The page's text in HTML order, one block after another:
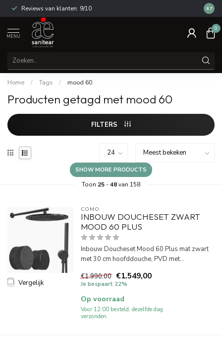
Reviews van klanten: 9/10 14
8.7
MENU
0
Home / Tags / mood 60
Producten getagd met mood 60
FILTERS
SHOW MORE PRODUCTS
Toon 25-48van 158
Vergelijk
COMO
INBOUW DOUCHESET ZWART
MOOD 60 PLUS
Inbouw Doucheset Mood 60 Plus mat zwart
met 30 cm hoofddouche, PVD met...
€1.990,00 €1.549,00
Je bespaart 22%
Op voorraad
Voor 12:00 besteld, dezelfde dag
verzonden.